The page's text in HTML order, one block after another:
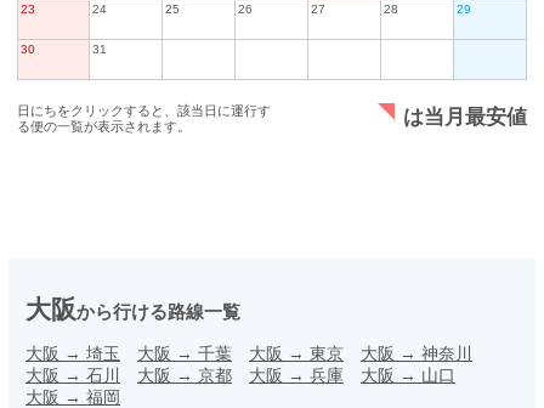
23 24 25 26 27 28 29
30 31
日にちをクリックすると、該当日に運行す
る便の一覧が表示されます。
は当月最安値
大阪から行ける路線一覧
大阪 → 埼玉 大阪 → 千葉 大阪 → 東京 大阪 → 神奈川
大阪 → 石川 大阪 → 京都 大阪 → 兵庫 大阪 → 山口
大阪 → 福岡